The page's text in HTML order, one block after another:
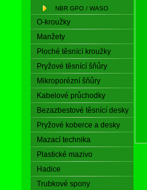
NBR GPO / WASO
O-kroužky
Manžety
Ploché těsnící kroužky
Pryžové těsnící šňůry
Mikroporézní šňůry
Kabelové průchodky
Bezazbestové těsnící desky
Pryžové koberce a desky
Mazací technika
Plastické mazivo
Hadice
Trubkové spony